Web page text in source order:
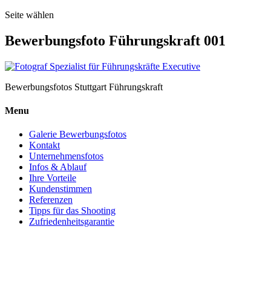
Seite wählen
Bewerbungsfoto Führungskraft 001
Bewerbungsfotos Stuttgart Führungskraft
Menu
Galerie Bewerbungsfotos
Kontakt
Unternehmensfotos
Infos & Ablauf
Ihre Vorteile
Kundenstimmen
Referenzen
Tipps für das Shooting
Zufriedenheitsgarantie